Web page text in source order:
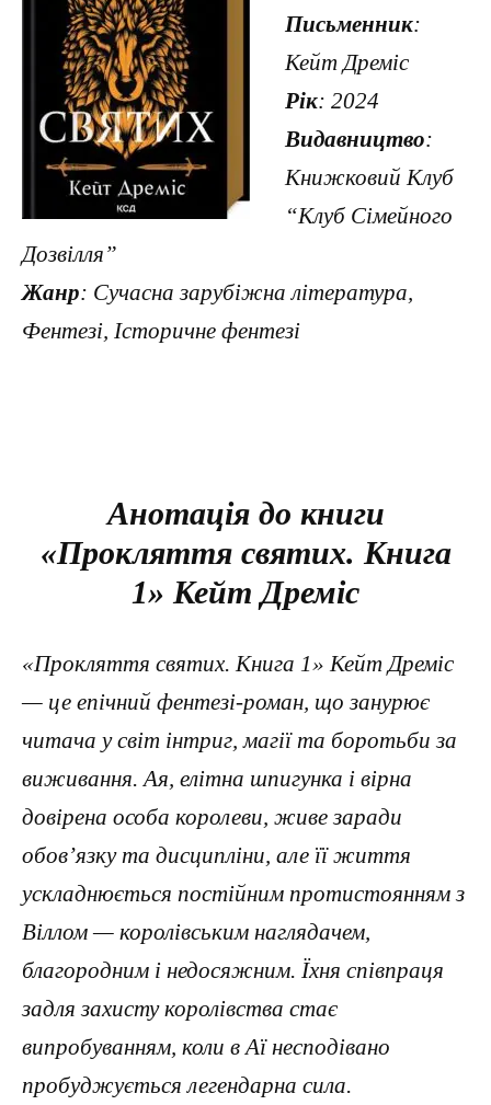
Письменник:
Кейт Дреміс
Рік: 2024
Видавництво:
Книжковий Клуб
“Клуб Сімейного
Дозвілля”
Жанр: Сучасна зарубіжна література,
Фентезі, Історичне фентезі
Анотація до книги
«Прокляття святих. Книга
1» Кейт Дреміс
«Прокляття святих. Книга 1» Кейт Дреміс
— це епічний фентезі-роман, що занурює
читача у світ інтриг, магії та боротьби за
виживання. Ая, елітна шпигунка і вірна
довірена особа королеви, живе заради
обов’язку та дисципліни, але її життя
ускладнюється постійним протистоянням з
Віллом — королівським наглядачем,
благородним і недосяжним. Їхня співпраця
задля захисту королівства стає
випробуванням, коли в Аї несподівано
пробуджується легендарна сила.